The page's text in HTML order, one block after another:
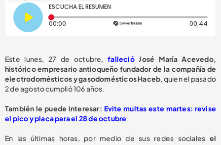
ESCUCHA EL RESUMEN
00:00 Tiempo transcurrido: 0 segundos 00:44
Este lunes, 27 de octubre, fallecióJosé María Acevedo,
histórico empresario antioqueño fundador de la compañía de
electrodomésticos y gasodomésticos Haceb, quien el pasado
2 de agosto cumplió 106 años.
También le puede interesar: Evite multas este martes: revise
el pico y placa para el 28 de octubre
En las últimas horas, por medio de sus redes sociales el